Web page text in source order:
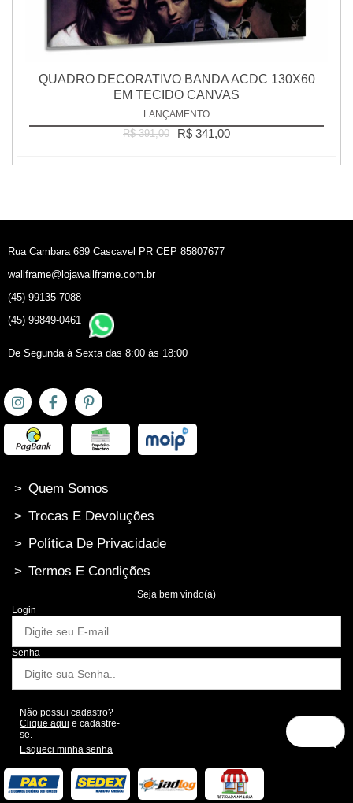
QUADRO DECORATIVO BANDA ACDC 130X60
EM TECIDO CANVAS
LANÇAMENTO
R$ 391,00 R$ 341,00
Rua Cambara 689 Cascavel PR CEP 85807677
wallframe@lojawallframe.com.br
(45) 99135-7088
(45) 99849-0461
De Segunda à Sexta das 8:00 às 18:00
> Quem Somos
> Trocas E Devoluções
> Política De Privacidade
> Termos E Condições
Seja bem vindo(a)
Login
Senha
Não possui cadastro?
Clique aqui e cadastre-
se.
Esqueci minha senha